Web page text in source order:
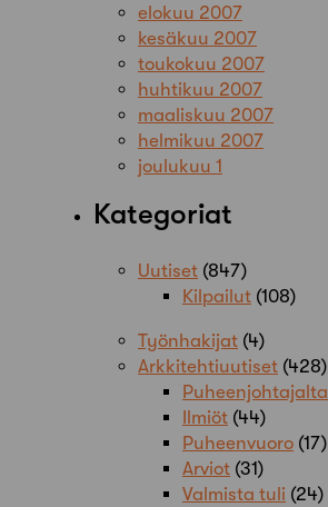
elokuu 2007
kesäkuu 2007
toukokuu 2007
huhtikuu 2007
maaliskuu 2007
helmikuu 2007
joulukuu 1
Kategoriat
Uutiset (847)
Kilpailut (108)
Työnhakijat (4)
Arkkitehtiuutiset (428)
Puheenjohtajalta
Ilmiöt (44)
Puheenvuoro (17)
Arviot (31)
Valmista tuli (24)